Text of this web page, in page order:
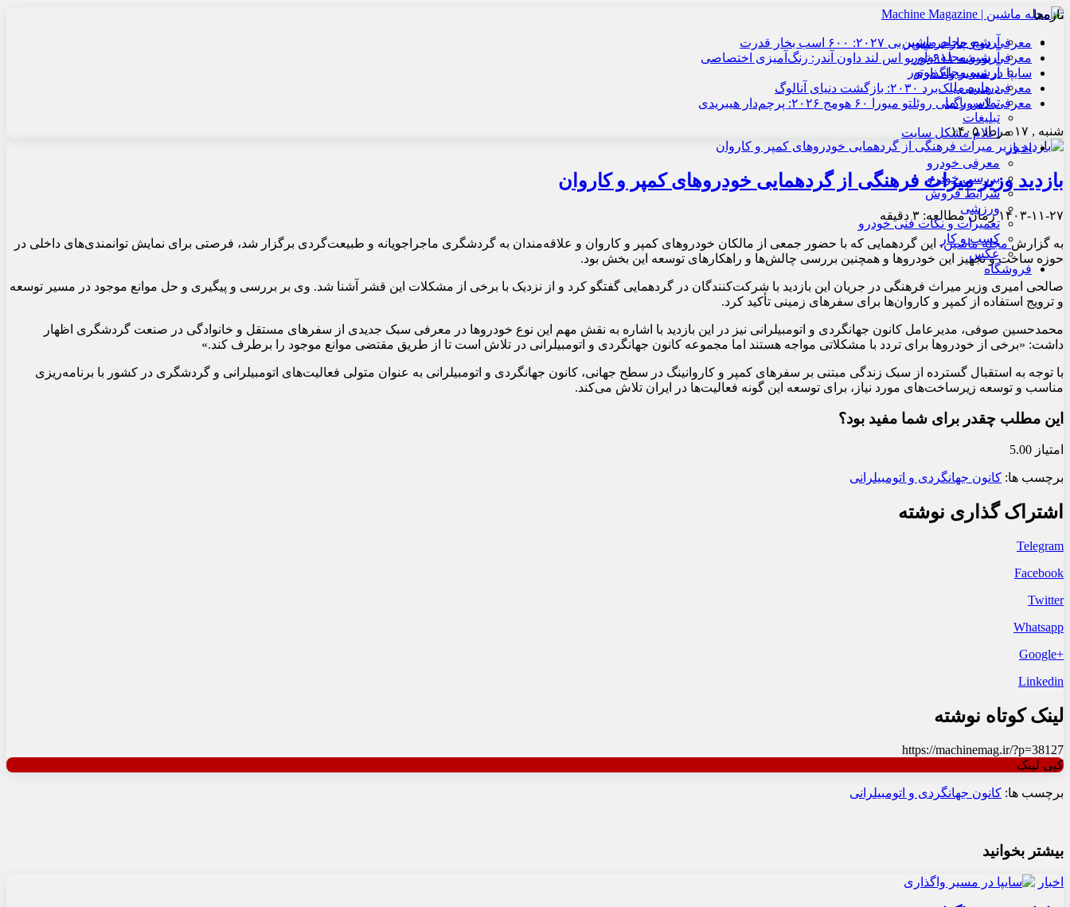
آرشیو مجله ماشین
آرشیو مجله نوآور
آرشیو مجله موتور
درباره ما
تماس با ما
تبلیغات
اعلام مشکل سایت
اخبار
معرفی خودرو
بررسی خودرو
شرایط فروش
ورزشی
تعمیرات و نکات فنی خودرو
کسب و کار
عکس
فروشگاه
تازه‌ها
معرفی دوج چارجر سوپر بی ۲۰۲۷: ۶۰۰ اسب بخار قدرت
معرفی پورشه ۹۱۱ توربو اس لند داون آندر: رنگ‌آمیزی اختصاصی
سایپا در مسیر واگذاری
معرفی هنسی بلک‌برد ۲۰۳۰: بازگشت دنیای آنالوگ
معرفی لامبورگینی روئلتو میورا ۶۰ هومج ۲۰۲۶: پرچم‌دار هیبریدی
شنبه , ۱۷ مرداد ۱۴۰۵
بازدید وزیر میراث فرهنگی از گردهمایی خودروهای کمپر و کاروان
۱۴۰۳-۱۱-۲۷زمان مطالعه: ۳ دقیقه
به گزارشمجله ماشین، این گردهمایی که با حضور جمعی از مالکان خودروهای کمپر و کاروان و علاقه‌مندان به گردشگری ماجراجویانه و طبیعت‌گردی برگزار شد، فرصتی برای نمایش توانمندی‌های داخلی در
حوزه ساخت و تجهیز این خودروها و همچنین بررسی چالش‌ها و راهکارهای توسعه این بخش بود.
صالحی امیری وزیر میراث فرهنگی در جریان این بازدید با شرکت‌کنندگان در گردهمایی گفتگو کرد و از نزدیک با برخی از مشکلات این قشر آشنا شد. وی بر بررسی و پیگیری و حل موانع موجود در مسیر توسعه
و ترویج استفاده از کمپر و کاروان‌ها برای سفرهای زمینی تأکید کرد.
محمدحسین صوفی، مدیرعامل کانون جهانگردی و اتومبیلرانی نیز در این بازدید با اشاره به نقش مهم این نوع خودروها در معرفی سبک جدیدی از سفرهای مستقل و خانوادگی در صنعت گردشگری اظهار
داشت: «برخی از خودروها برای تردد با مشکلاتی مواجه هستند اما مجموعه کانون جهانگردی و اتومبیلرانی در تلاش است تا از طریق مقتضی موانع موجود را برطرف کند.»
با توجه به استقبال گسترده از سبک زندگی مبتنی بر سفرهای کمپر و کاروانینگ در سطح جهانی، کانون جهانگردی و اتومبیلرانی به عنوان متولی فعالیت‌های اتومبیلرانی و گردشگری در کشور با برنامه‌ریزی
مناسب و توسعه زیرساخت‌های مورد نیاز، برای توسعه این گونه فعالیت‌ها در ایران تلاش می‌کند.
این مطلب چقدر برای شما مفید بود؟
امتیاز 5.00
برچسب ها: کانون جهانگردی و اتومبیلرانی
اشتراک گذاری نوشته
Telegram
Facebook
Twitter
Whatsapp
+Google
Linkedin
لینک کوتاه نوشته
https://machinemag.ir/?p=38127
کپی لینک
برچسب ها: کانون جهانگردی و اتومبیلرانی
بیشتر بخوانید
اخبار